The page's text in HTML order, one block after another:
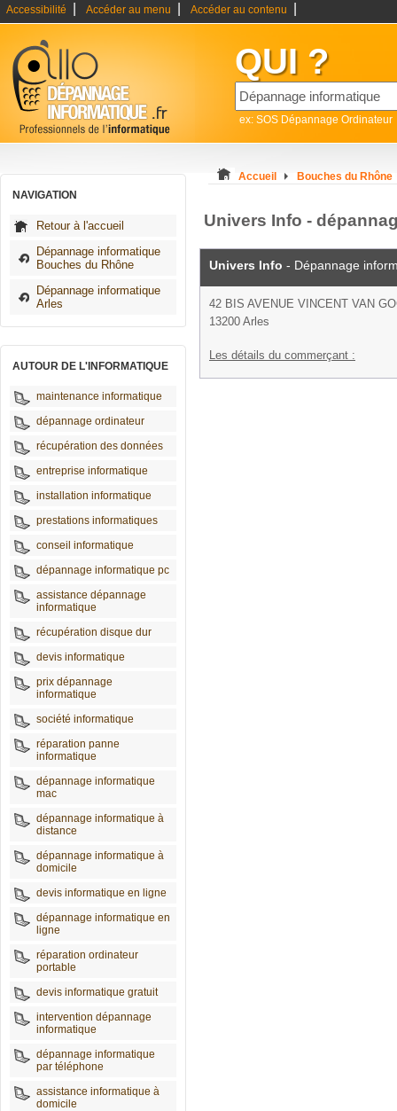
Accessibilité Accéder au menu Accéder au contenu
QUI ?
ex: SOS Dépannage Ordinateur
NAVIGATION
Retour à l'accueil
Dépannage informatique
Bouches du Rhône
Dépannage informatique
Arles
AUTOUR DE L'INFORMATIQUE
maintenance informatique
dépannage ordinateur
récupération des données
entreprise informatique
installation informatique
prestations informatiques
conseil informatique
dépannage informatique pc
assistance dépannage
informatique
récupération disque dur
devis informatique
prix dépannage
informatique
société informatique
réparation panne
informatique
dépannage informatique
mac
dépannage informatique à
distance
dépannage informatique à
domicile
devis informatique en ligne
dépannage informatique en
ligne
réparation ordinateur
portable
devis informatique gratuit
intervention dépannage
informatique
dépannage informatique
par téléphone
assistance informatique à
domicile
Accueil Bouches du Rhône
Univers Info -
Univers Info - Dépannage
42 BIS AVENUE VINCENT VAN
13200 Arles
Les détails du commerçant :